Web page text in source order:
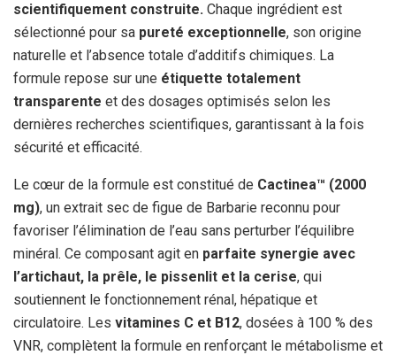
scientifiquement construite. Chaque ingrédient est
sélectionné pour sa pureté exceptionnelle, son origine
naturelle et l’absence totale d’additifs chimiques. La
formule repose sur une étiquette totalement
transparente et des dosages optimisés selon les
dernières recherches scientifiques, garantissant à la fois
sécurité et efficacité.
Le cœur de la formule est constitué de Cactinea™ (2000
mg), un extrait sec de figue de Barbarie reconnu pour
favoriser l’élimination de l’eau sans perturber l’équilibre
minéral. Ce composant agit en parfaite synergie avec
l’artichaut, la prêle, le pissenlit et la cerise, qui
soutiennent le fonctionnement rénal, hépatique et
circulatoire. Les vitamines C et B12, dosées à 100 % des
VNR, complètent la formule en renforçant le métabolisme et